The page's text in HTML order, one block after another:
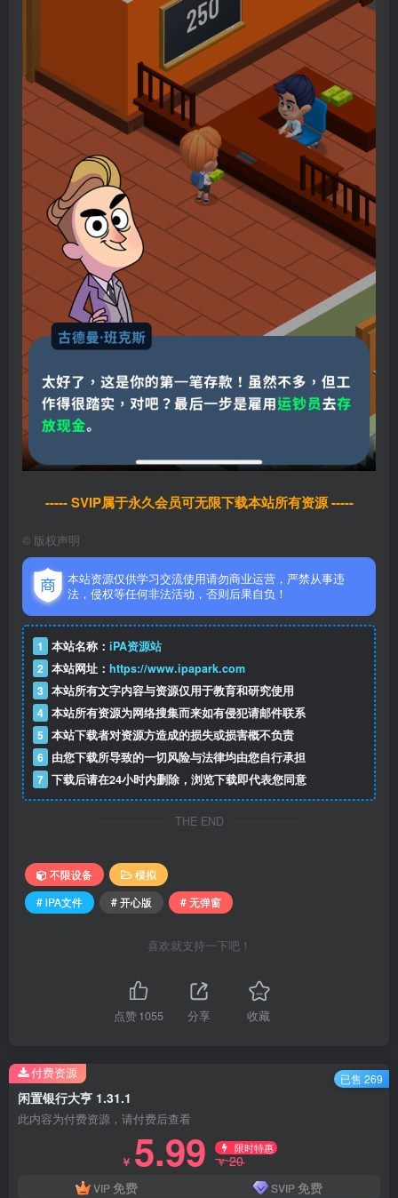
----- SVIP属于永久会员可无限下载本站所有资源 -----
© 版权声明
本站资源仅供学习交流使用请勿商业运营，严禁从事违
法，侵权等任何非法活动，否则后果自负！
1 本站名称： iPA资源站
2 本站网址： https://www.ipapark.com
3 本站所有文字内容与资源仅用于教育和研究使用
4 本站所有资源为网络搜集而来如有侵犯请邮件联系
5 本站下载者对资源方造成的损失或损害概不负责
6 由您下载所导致的一切风险与法律均由您自行承担
7 下载后请在24小时内删除，浏览下载即代表您同意
THE END
不限设备
模拟
# iPA文件
# 开心版 # 无弹窗
喜欢就支持一下吧！
点赞1055 分享 收藏
闲置银行大亨 1.31.1
此内容为付费资源，请付费后查看
￥ 5.99 限时特惠
￥20
VIP 免费 SVIP 免费
付费资源 已售 269